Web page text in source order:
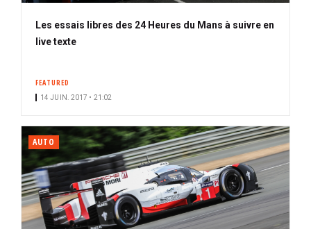
Les essais libres des 24 Heures du Mans à suivre en
live texte
FEATURED
14 JUIN. 2017 • 21:02
AUTO